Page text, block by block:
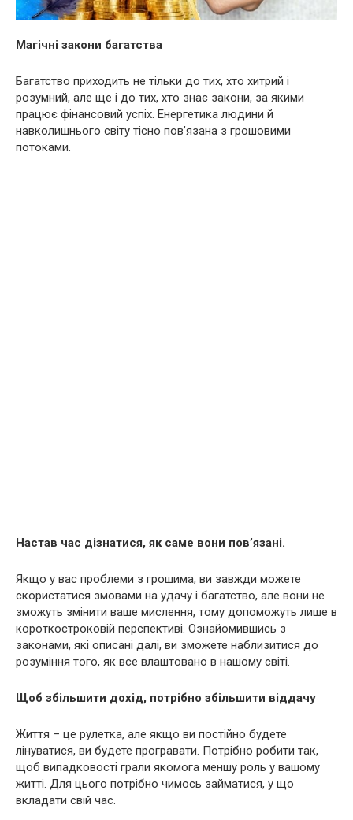
Магічні закони багатства
Багатство приходить не тільки до тих, хто хитрий і
розумний, але ще і до тих, хто знає закони, за якими
працює фінансовий успіх. Енергетика людини й
навколишнього світу тісно пов’язана з грошовими
потоками.
Настав час дізнатися, як саме вони пов’язані.
Якщо у вас проблеми з грошима, ви завжди можете
скористатися змовами на удачу і багатство, але вони не
зможуть змінити ваше мислення, тому допоможуть лише в
короткостроковій перспективі. Ознайомившись з
законами, які описані далі, ви зможете наблизитися до
розуміння того, як все влаштовано в нашому світі.
Щоб збільшити дохід, потрібно збільшити віддачу
Життя – це рулетка, але якщо ви постійно будете
лінуватися, ви будете програвати. Потрібно робити так,
щоб випадковості грали якомога меншу роль у вашому
житті. Для цього потрібно чимось займатися, у що
вкладати свій час.